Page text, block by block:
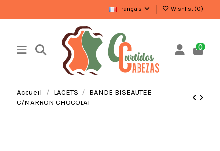
Français Wishlist (0)
0
Accueil LACETS
BANDE BISEAUTEE
C/MARRON CHOCOLAT